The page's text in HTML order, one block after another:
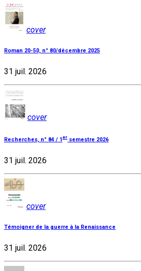
cover
Roman 20-50, n° 80/décembre 2025
31 juil. 2026
cover
Recherches, n° 84 / 1er semestre 2026
31 juil. 2026
cover
Témoigner de la guerre à la Renaissance
31 juil. 2026